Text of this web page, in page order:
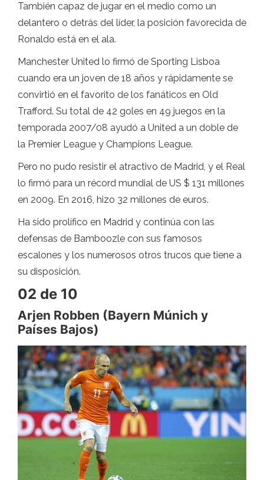
También capaz de jugar en el medio como un
delantero o detrás del líder, la posición favorecida de
Ronaldo está en el ala.
Manchester United lo firmó de Sporting Lisboa
cuando era un joven de 18 años y rápidamente se
convirtió en el favorito de los fanáticos en Old
Trafford. Su total de 42 goles en 49 juegos en la
temporada 2007/08 ayudó a United a un doble de
la Premier League y Champions League.
Pero no pudo resistir el atractivo de Madrid, y el Real
lo firmó para un récord mundial de US $ 131 millones
en 2009. En 2016, hizo 32 millones de euros.
Ha sido prolífico en Madrid y continúa con las
defensas de Bamboozle con sus famosos
escalones y los numerosos otros trucos que tiene a
su disposición.
02 de 10
Arjen Robben (Bayern Múnich y
Países Bajos)